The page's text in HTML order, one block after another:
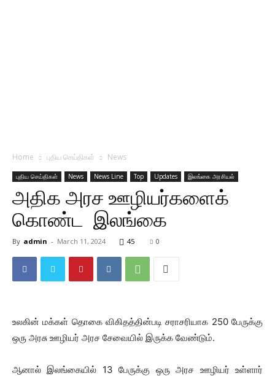
Home புதிய செய்திகள் News
புதிய செய்திகள் News News Line Top Updates இலங்கை அரசியல்
அதிக அரச ஊழியர்களைக்
கொண்ட இலங்கை
By admin - March 11, 2024 45 0
உலகின் மக்கள் தொகை விகிதத்தின்படி சராசரியாக 250 பேருக்கு
ஒரு அரசு ஊழியர் அரச சேவையில் இருக்க வேண்டும்.
ஆனால் இலங்கையில் 13 பேருக்கு ஒரு அரச ஊழியர் உள்ளார்